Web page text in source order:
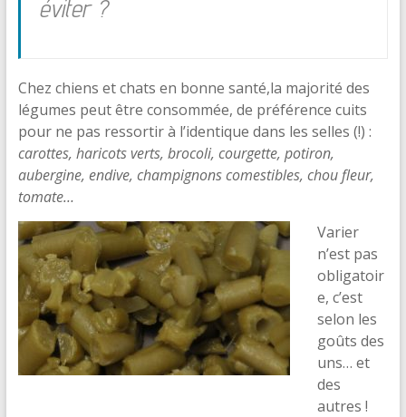
éviter ?
Chez chiens et chats en bonne santé,la majorité des
légumes peut être consommée, de préférence cuits
pour ne pas ressortir à l’identique dans les selles (!) :
carottes, haricots verts, brocoli, courgette, potiron,
aubergine, endive, champignons comestibles, chou fleur,
tomate…
Varier
n’est pas
obligatoir
e, c’est
selon les
goûts des
uns… et
des
autres !